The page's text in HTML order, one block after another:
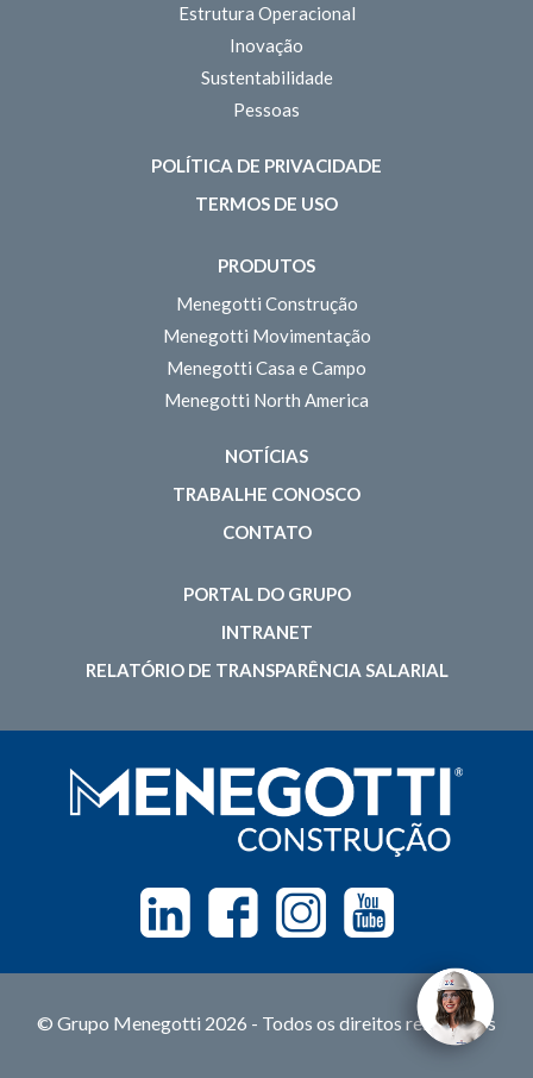
Estrutura Operacional
Inovação
Sustentabilidade
Pessoas
POLÍTICA DE PRIVACIDADE
TERMOS DE USO
PRODUTOS
Menegotti Construção
Menegotti Movimentação
Menegotti Casa e Campo
Menegotti North America
NOTÍCIAS
TRABALHE CONOSCO
CONTATO
PORTAL DO GRUPO
INTRANET
RELATÓRIO DE TRANSPARÊNCIA SALARIAL
Linkedin FacebookInstagramYoutube
© Grupo Menegotti 2026 - Todos os direitos reservados